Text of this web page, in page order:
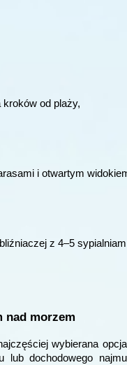
od plaży,
i otwartym
z 4–5
nad morzem
wybierana opcja
lub dochodowego najmu